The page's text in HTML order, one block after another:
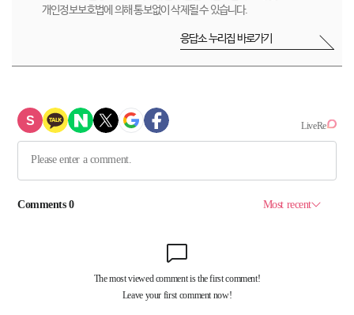
개인정보보호법에 의해 통보없이 삭제될 수 있습니다.
응답소 누리집 바로가기